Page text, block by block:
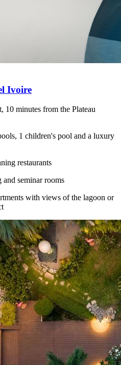
Ivoire
10 minutes from the Plateau
1 children's pool and a luxury
restaurants
seminar rooms
with views of the lagoon or